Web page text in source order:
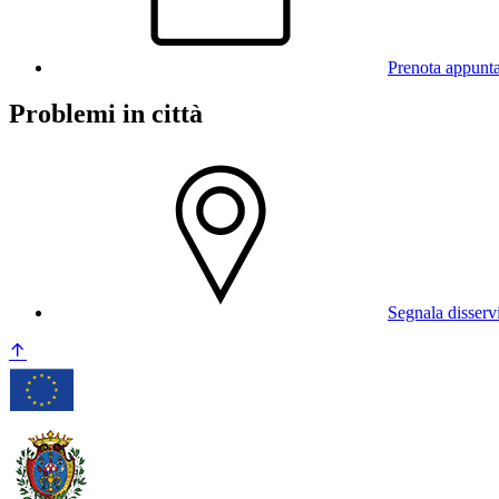
Prenota
Problemi in città
Segnala